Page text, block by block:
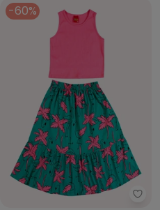
-60%